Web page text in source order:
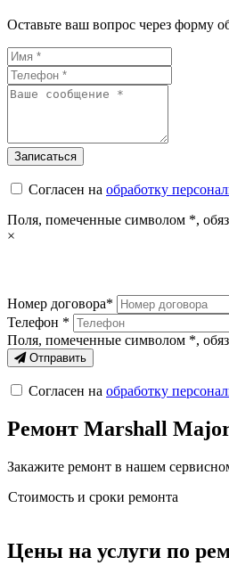
Оставьте ваш вопрос через форму
Согласен на обработку
Поля, помеченные символом *,
×
Номер договора*
Телефон *
Поля, помеченные символом *,
Отправить
Согласен на обработку
Ремонт Marshall Major
Закажите ремонт в нашем
Стоимость и сроки ремонта
Цены на услуги по